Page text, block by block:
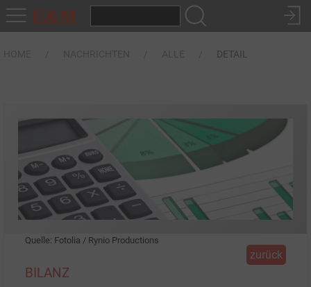
DETAIL
Quelle: Fotolia / Rynio Productions
zurück
BILANZ